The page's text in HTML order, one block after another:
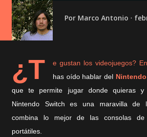
Por Marco Antonio
¿T
e gustan los videojuegos?
has oído hablar del
que te permite jugar donde quieras y
Nintendo Switch es una maravilla de
combina lo mejor de las consolas
portátiles.